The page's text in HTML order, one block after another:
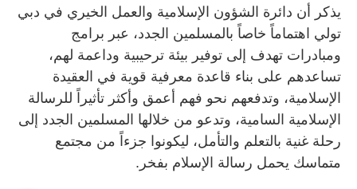
يذكر أن دائرة الشؤون الإسلامية والعمل الخيري في دبي
تولي اهتماماً خاصاً بالمسلمين الجدد، عبر برامج
ومبادرات تهدف إلى توفير بيئة ترحيبية وداعمة لهم،
تساعدهم على بناء قاعدة معرفية قوية في العقيدة
الإسلامية، وتدفعهم نحو فهم أعمق وأكثر تأثيراً للرسالة
الإسلامية السامية، وتدعو من خلالها المسلمين الجدد إلى
رحلة غنية بالتعلم والتأمل، ليكونوا جزءاً من مجتمع
متماسك يحمل رسالة الإسلام بفخر.